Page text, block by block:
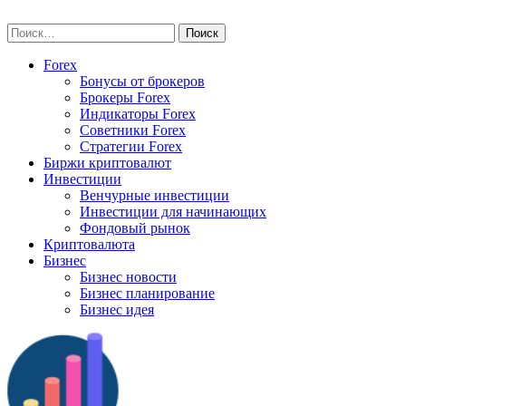
to
content
Найти:
Forex
Бонусы от брокеров
Брокеры Forex
Индикаторы Forex
Советники Forex
Стратегии Forex
Биржи криптовалют
Инвестиции
Венчурные инвестиции
Инвестиции для начинающих
Фондовый рынок
Криптовалюта
Бизнес
Бизнес новости
Бизнес планирование
Бизнес идея